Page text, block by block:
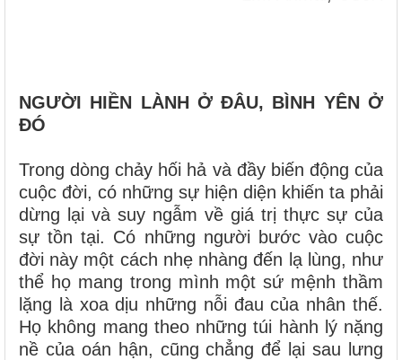
NGƯỜI HIỀN LÀNH Ở ĐÂU, BÌNH YÊN Ở
ĐÓ
Trong dòng chảy hối hả và đầy biến động của
cuộc đời, có những sự hiện diện khiến ta phải
dừng lại và suy ngẫm về giá trị thực sự của
sự tồn tại. Có những người bước vào cuộc
đời này một cách nhẹ nhàng đến lạ lùng, như
thể họ mang trong mình một sứ mệnh thầm
lặng là xoa dịu những nỗi đau của nhân thế.
Họ không mang theo những túi hành lý nặng
nề của oán hận, cũng chẳng để lại sau lưng